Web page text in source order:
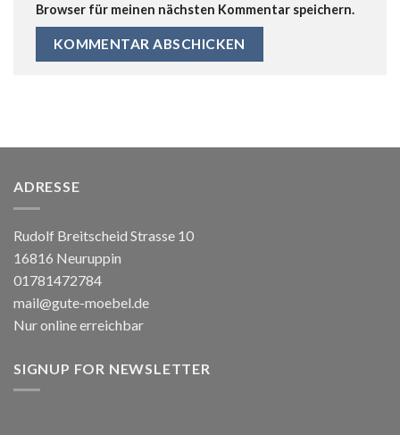
Browser für meinen nächsten Kommentar speichern.
ADRESSE
Rudolf Breitscheid Strasse 10
16816 Neuruppin
01781472784
mail@gute-moebel.de
Nur online erreichbar
SIGNUP FOR NEWSLETTER